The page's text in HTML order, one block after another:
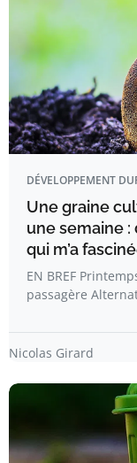
DÉVELOPPEMENT
Une graine
une semaine
qui m’a
EN BREF
passagère
Nicolas Girard